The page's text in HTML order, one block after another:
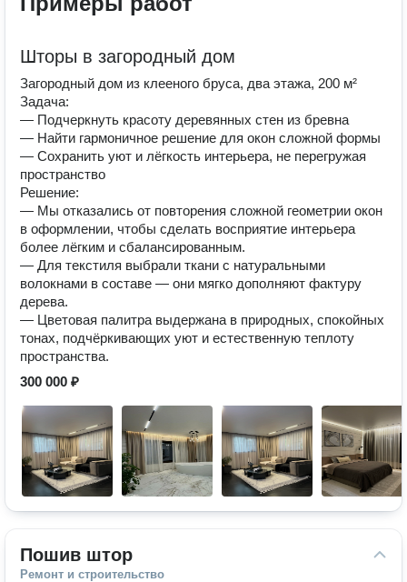
Шторы в загородный дом
Загородный дом из клееного бруса, два этажа, 200 м²
Задача:
— Подчеркнуть красоту деревянных стен из бревна
— Найти гармоничное решение для окон сложной формы
— Сохранить уют и лёгкость интерьера, не перегружая
пространство
Решение:
— Мы отказались от повторения сложной геометрии окон
в оформлении, чтобы сделать восприятие интерьера
более лёгким и сбалансированным.
— Для текстиля выбрали ткани с натуральными
волокнами в составе — они мягко дополняют фактуру
дерева.
— Цветовая палитра выдержана в природных, спокойных
тонах, подчёркивающих уют и естественную теплоту
пространства.
300 000 ₽
Пошив штор
Ремонт и строительство